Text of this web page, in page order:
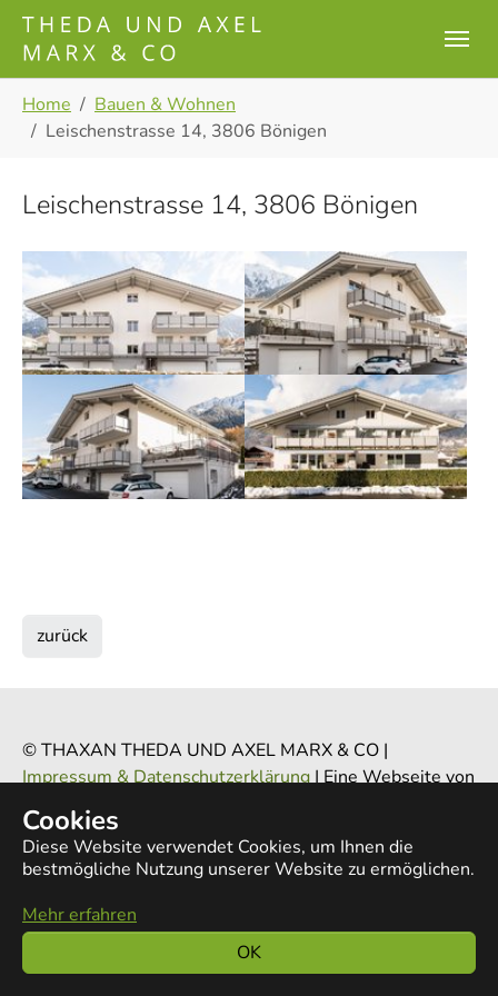
Cookies
Diese Website verwendet Cookies, um Ihnen die
bestmögliche Nutzung unserer Website zu ermöglichen.
Mehr erfahren
OK
Skip to main content
Skip to page footer
Home
Bauen & Wohnen
Leischenstrasse 14, 3806 Bönigen
Leischenstrasse 14, 3806 Bönigen
Show larger version Show larger version
Show larger version Show larger version
zurück
© THAXAN THEDA UND AXEL MARX & CO |
Impressum & Datenschutzerklärung|Eine Webseite von
TYPOBYTE